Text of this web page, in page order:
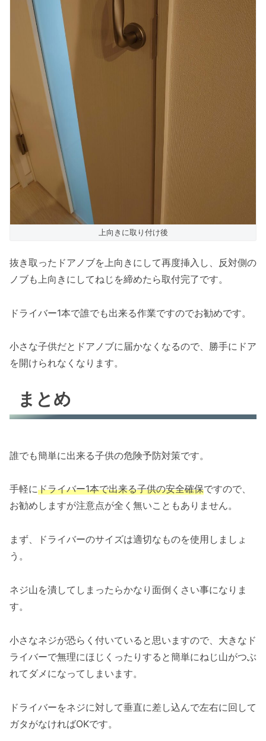
上向きに取り付け後
抜き取ったドアノブを上向きにして再度挿入し、反対側の
ノブも上向きにしてねじを締めたら取付完了です。
ドライバー1本で誰でも出来る作業ですのでお勧めです。
小さな子供だとドアノブに届かなくなるので、勝手にドア
を開けられなくなります。
まとめ
誰でも簡単に出来る子供の危険予防対策です。
手軽にドライバー1本で出来る子供の安全確保ですので、
お勧めしますが注意点が全く無いこともありません。
まず、ドライバーのサイズは適切なものを使用しましょ
う。
ネジ山を潰してしまったらかなり面倒くさい事になりま
す。
小さなネジが恐らく付いていると思いますので、大きなド
ライバーで無理にほじくったりすると簡単にねじ山がつぶ
れてダメになってしまいます。
ドライバーをネジに対して垂直に差し込んで左右に回して
ガタがなければOKです。